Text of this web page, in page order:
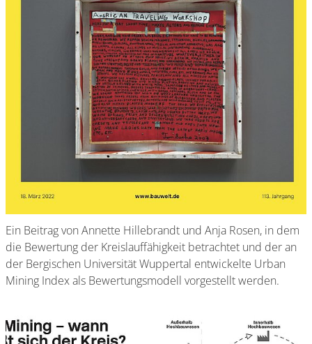
Ein Beitrag von Annette Hillebrandt und Anja Rosen, in dem
die Bewertung der Kreislauffähigkeit betrachtet und der an
der Bergischen Universität Wuppertal entwickelte Urban
Mining Index als Bewertungsmodell vorgestellt werden.